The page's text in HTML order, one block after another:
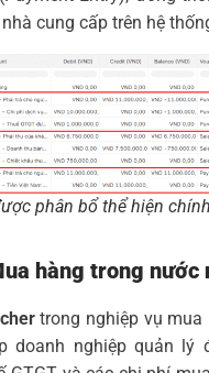
cung cấp trên hệ
phân bổ thể hiện
hàng trong nước
trong nghiệp vụ mua
doanh nghiệp quản lý